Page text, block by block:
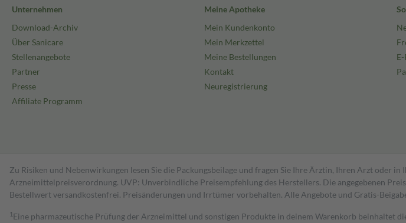
Unternehmen
Download-Archiv
Über Sanicare
Stellenangebote
Partner
Presse
Affiliate Programm
Meine Apotheke
Mein Kundenkonto
Mein Merkzettel
Meine Bestellungen
Kontakt
Neuregistrierung
Zu Risiken und Nebenwirkungen lesen Sie die Packungsbeilage und fragen Sie Ihre Ärztin, Ihren Arzt oder
Arzneimittelpreisverordnung. UVP: Unverbindliche Preisempfehlung des Herstellers. Die angegebenen
Bestell­wert versand­kosten­frei. Preisänderungen und Irrtümer vorbehalten. Alle Angebote und Gratis-
1 Eine pharmazeutische Prüfung der Arzneimittel und sonstigen Produkte in deinem Warenkorb beinhaltet